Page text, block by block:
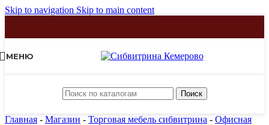
Skip to navigation Skip to main content
МЕНЮ
Поиск
Главная - Магазин - Торговая мебель сибвитрина - Офисная